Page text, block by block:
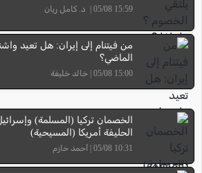
15:59 05/08 | د. كامل ريان
من فيتنام إلى إيران: هل تعيد
الماضي؟
15:00 05/08 | خالد خليفة
الخصمان تركيا (المسلمة)
الحليفة أمريكا (المسيحية)
10:31 05/08 | أحمد حازم